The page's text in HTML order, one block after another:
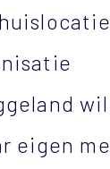
eigen